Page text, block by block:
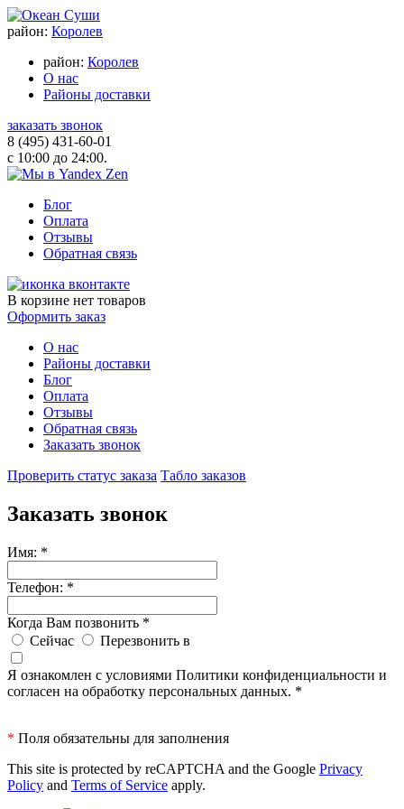
район: Королев
район: Королев
О нас
Районы доставки
заказать звонок
8 (495) 431-60-01
с 10:00 до 24:00.
Блог
Оплата
Отзывы
Обратная связь
В корзине нет товаров
Оформить заказ
О нас
Районы доставки
Блог
Оплата
Отзывы
Обратная связь
Заказать звонок
Проверить статус заказа Табло заказов
Заказать звонок
Имя: *
Телефон: *
Когда Вам позвонить *
Сейчас
Перезвонить в
Я ознакомлен с условиями Политики конфиденциальности и
согласен на обработку персональных данных. *
* Поля обязательны для заполнения
This site is protected by reCAPTCHA and the Google Privacy
Policy and Terms of Service apply.